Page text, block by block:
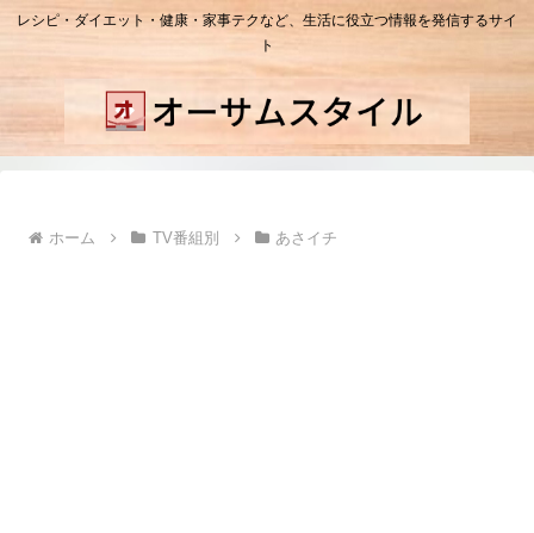
レシピ・ダイエット・健康・家事テクなど、生活に役立つ情報を発信するサイ
ト
ホーム TV番組別 あさイチ